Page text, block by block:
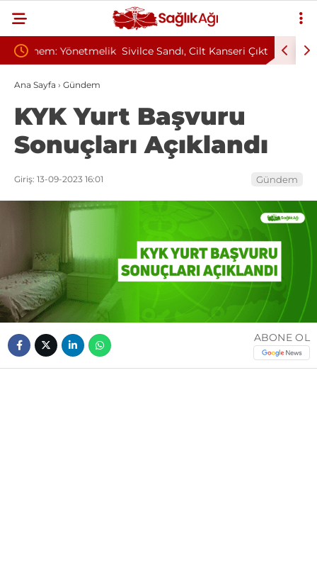
Sivilce Sandı, Cilt Kanseri Çıktı: Ameliyattan 60
Dikişle Uyandı
Baş
Ana Sayfa › Gündem
KYK Yurt Başvuru
Sonuçları Açıklandı
Giriş: 13-09-2023 16:01 Gündem
ABONE OL